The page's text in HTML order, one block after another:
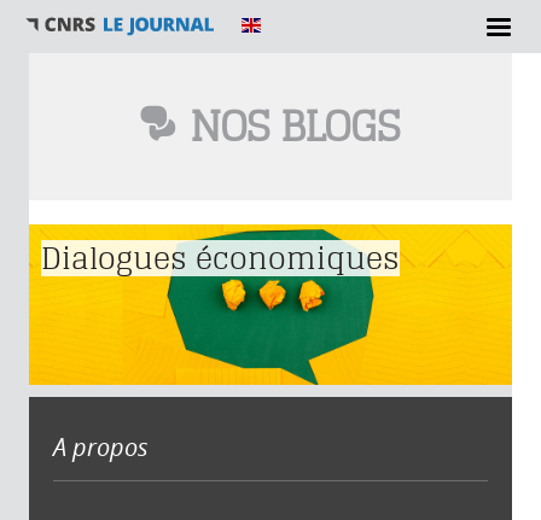
NOS BLOGS
Vous êtes ici
Dialogues économiques
A propos